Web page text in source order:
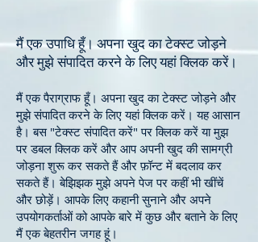
मैं एक उपाधि हूँ। अपना खुद का टेक्स्ट जोड़ने
और मुझे संपादित करने के लिए यहां क्लिक करें।
मैं एक पैराग्राफ हूँ। अपना खुद का टेक्स्ट जोड़ने और
मुझे संपादित करने के लिए यहां क्लिक करें। यह आसान
है। बस "टेक्स्ट संपादित करें" पर क्लिक करें या मुझ
पर डबल क्लिक करें और आप अपनी खुद की सामग्री
जोड़ना शुरू कर सकते हैं और फ़ॉन्ट में बदलाव कर
सकते हैं। बेझिझक मुझे अपने पेज पर कहीं भी खींचें
और छोड़ें। आपके लिए कहानी सुनाने और अपने
उपयोगकर्ताओं को आपके बारे में कुछ और बताने के लिए
मैं एक बेहतरीन जगह हूं।